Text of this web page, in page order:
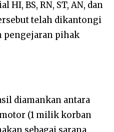
BS, RN, ST, AN, dan
telah dikantongi
pengejaran pihak
diamankan antara
(1 milik korban